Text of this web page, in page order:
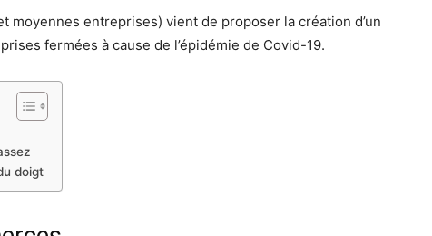
moyennes entreprises) vient de proposer la création d’un
fermées à cause de l’épidémie de Covid-19.
doigt